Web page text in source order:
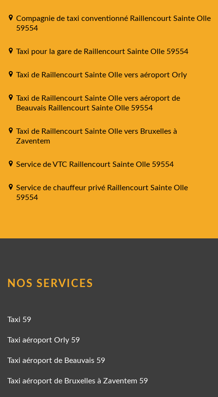
Compagnie de taxi conventionné Raillencourt Sainte Olle
59554
Taxi pour la gare de Raillencourt Sainte Olle 59554
Taxi de Raillencourt Sainte Olle vers aéroport Orly
Taxi de Raillencourt Sainte Olle vers aéroport de
Beauvais Raillencourt Sainte Olle 59554
Taxi de Raillencourt Sainte Olle vers Bruxelles à
Zaventem
Service de VTC Raillencourt Sainte Olle 59554
Service de chauffeur privé Raillencourt Sainte Olle
59554
NOS SERVICES
Taxi 59
Taxi aéroport Orly 59
Taxi aéroport de Beauvais 59
Taxi aéroport de Bruxelles à Zaventem 59